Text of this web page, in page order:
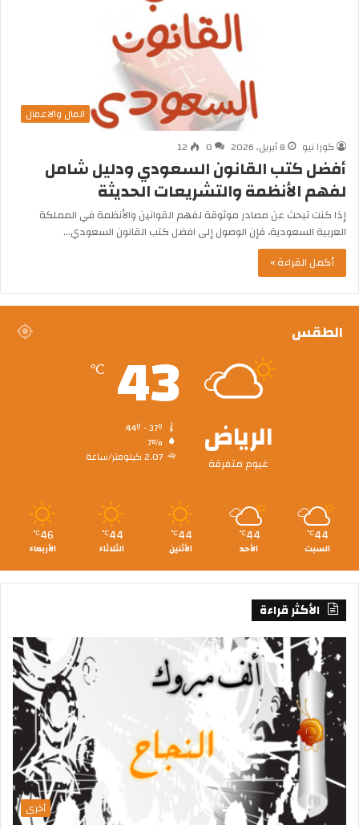
المال والاعمال
كورا نيو
8 أبريل، 2026 0
12
أفضل كتب القانون السعودي ودليل شامل
لفهم الأنظمة والتشريعات الحديثة
إذا كنت تبحث عن مصادر موثوقة لفهم القوانين والأنظمة في المملكة
العربية السعودية، فإن الوصول إلى افضل كتب القانون السعودي…
أكمل القراءة »
الطقس
الرياض
غيوم متفرقة
43
℃
7%
2.07 كيلومتر/ساعة
44
℃
السبت
44
℃
الأحد
44
℃
الأثنين
44
℃
الثلاثاء
46
℃
الأربعاء
الأكثر قراءة
أخرى